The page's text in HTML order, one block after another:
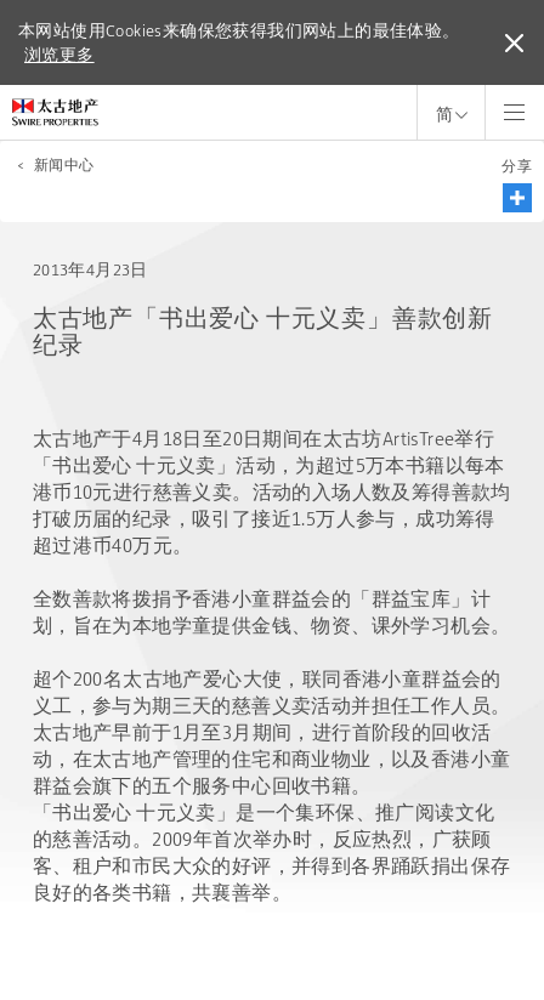
本网站使用Cookies来确保您获得我们网站上的最佳体验。
浏览更多
本网站使用Cookies来确保您获得我们网站上的最佳体验。
浏览更多
简
< 新闻中心 分享
2013年4月23日
太古地产「书出爱心 十元义卖」善款创新
纪录
太古地产于4月18日至20日期间在太古坊ArtisTree举行
「书出爱心 十元义卖」活动，为超过5万本书籍以每本
港币10元进行慈善义卖。活动的入场人数及筹得善款均
打破历届的纪录，吸引了接近1.5万人参与，成功筹得
超过港币40万元。
全数善款将拨捐予香港小童群益会的「群益宝库」计
划，旨在为本地学童提供金钱、物资、课外学习机会。
超个200名太古地产爱心大使，联同香港小童群益会的
义工，参与为期三天的慈善义卖活动并担任工作人员。
太古地产早前于1月至3月期间，进行首阶段的回收活
动，在太古地产管理的住宅和商业物业，以及香港小童
群益会旗下的五个服务中心回收书籍。
「书出爱心 十元义卖」是一个集环保、推广阅读文化
的慈善活动。2009年首次举办时，反应热烈，广获顾
客、租户和市民大众的好评，并得到各界踊跃捐出保存
良好的各类书籍，共襄善举。